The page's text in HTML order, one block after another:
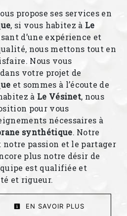
propose ses services en
, si vous habitez à Le
d’une expérience et
nous mettons tout en
Nous vous
votre projet de
et sommes à l’écoute de
à Le Vésinet, nous
pour vous
nécessaires à
synthétique. Notre
passion et le partager
plus notre désir de
est qualifiée et
et rigueur.
EN SAVOIR PLUS